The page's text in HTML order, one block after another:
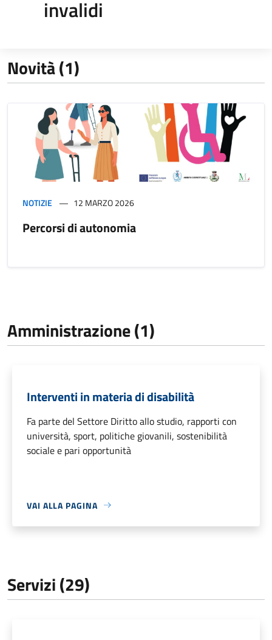
invalidi
Novità (1)
NOTIZIE 12 MARZO 2026
Percorsi di autonomia
Amministrazione (1)
Interventi in materia di disabilità
Fa parte del Settore Diritto allo studio, rapporti con
università, sport, politiche giovanili, sostenibilità
sociale e pari opportunità
VAI ALLA PAGINA
Servizi (29)